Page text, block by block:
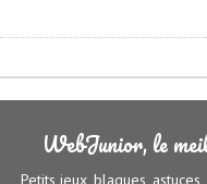
WebJunior, le
Petits jeux, blagues,